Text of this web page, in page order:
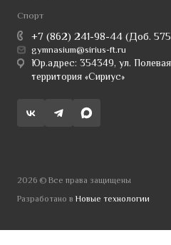
Спорт
+7 (862) 241-98-44 (Доб.
gymnasium@sirius-ft.ru
Юр.адрес: 354349, ул.
территория «Сириус»
2026 © Все права защищены
Разработано в Новые технологии